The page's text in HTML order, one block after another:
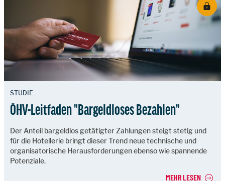
STUDIE
ÖHV-Leitfaden "Bargeldloses Bezahlen"
Der Anteil bargeldlos getätigter Zahlungen steigt stetig und
für die Hotellerie bringt dieser Trend neue technische und
organisatorische Herausforderungen ebenso wie spannende
Potenziale.
MEHR LESEN